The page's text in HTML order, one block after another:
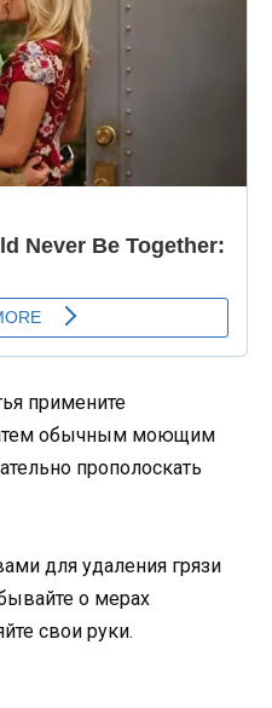
примените
обычным моющим
прополоскать
для удаления грязи
о мерах
свои руки.